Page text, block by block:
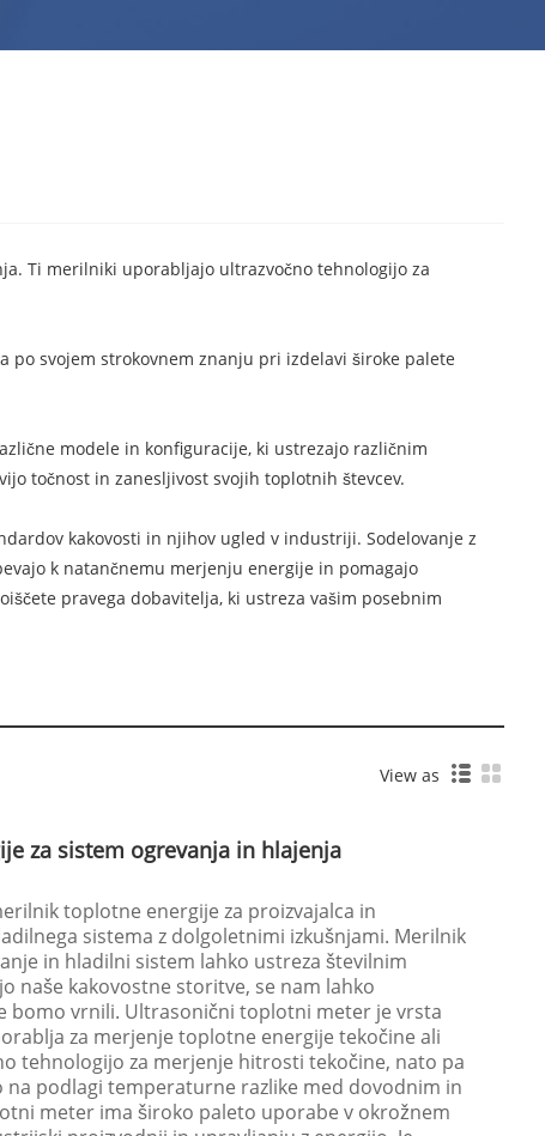
Ti merilniki uporabljajo ultrazvočno tehnologijo za
po svojem strokovnem znanju pri izdelavi široke palete
modele in konfiguracije, ki ustrezajo različnim
točnost in zanesljivost svojih toplotnih števcev.
kakovosti in njihov ugled v industriji. Sodelovanje z
k natančnemu merjenju energije in pomagajo
pravega dobavitelja, ki ustreza vašim posebnim
View as
za sistem ogrevanja in hlajenja
toplotne energije za proizvajalca in
sistema z dolgoletnimi izkušnjami. Merilnik
in hladilni sistem lahko ustreza številnim
naše kakovostne storitve, se nam lahko
bomo vrnili. Ultrasonični toplotni meter je vrsta
za merjenje toplotne energije tekočine ali
tehnologijo za merjenje hitrosti tekočine, nato pa
podlagi temperaturne razlike med dovodnim in
meter ima široko paleto uporabe v okrožnem